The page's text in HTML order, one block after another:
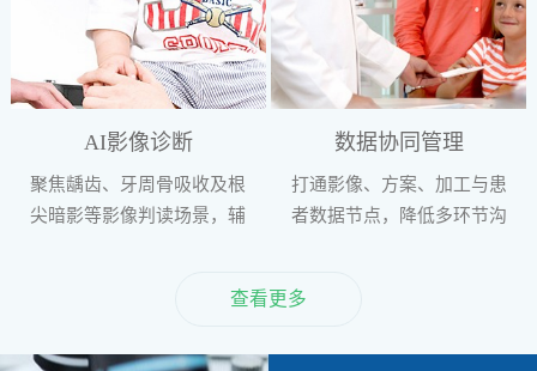
AI影像诊断
聚焦龋齿、牙周骨吸收及根
尖暗影等影像判读场景，辅
数据协同管理
打通影像、方案、加工与患
者数据节点，降低多环节沟
查看更多